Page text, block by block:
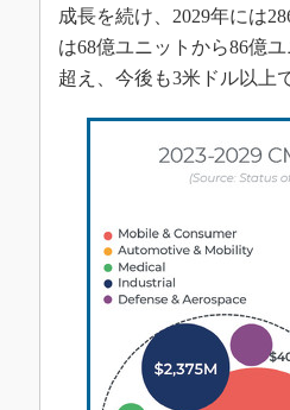
成長を続け、2029年には
は68億ユニットから86億
超え、今後も3米ドル以上